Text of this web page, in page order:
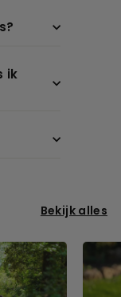
ik
Bekijk alles